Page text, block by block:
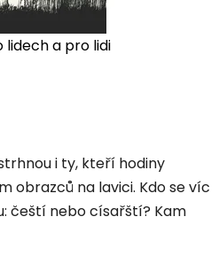
lidech a pro lidi
i ty, kteří hodiny
obrazců na lavici. Kdo se víc
čeští nebo císařští? Kam